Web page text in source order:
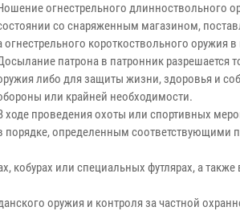
огнестрельного длинноствольного
со снаряженным магазином,
огнестрельного короткоствольного оружия
патрона в патронник разрешается
либо для защиты жизни, здоровья и
или крайней необходимости.
ходе проведения охоты или спортивных
порядке, определенным соответствующими
кобурах или специальных футлярах, а
оружия и контроля за частной